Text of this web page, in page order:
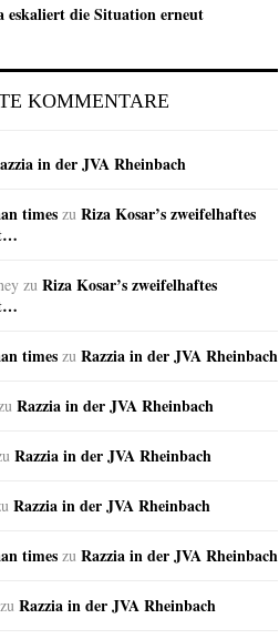
eskaliert die Situation erneut
KOMMENTARE
in der JVA Rheinbach
times zu Riza Kosar’s zweifelhaftes
zu Riza Kosar’s zweifelhaftes
times zu Razzia in der JVA Rheinbach
Razzia in der JVA Rheinbach
Razzia in der JVA Rheinbach
Razzia in der JVA Rheinbach
times zu Razzia in der JVA Rheinbach
zu Razzia in der JVA Rheinbach